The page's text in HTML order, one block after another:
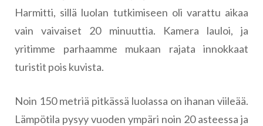
Harmitti, sillä luolan tutkimiseen oli varattu aikaa
vain vaivaiset 20 minuuttia. Kamera lauloi, ja
yritimme parhaamme mukaan rajata innokkaat
turistit pois kuvista.
Noin 150 metriä pitkässä luolassa on ihanan viileää.
Lämpötila pysyy vuoden ympäri noin 20 asteessa ja